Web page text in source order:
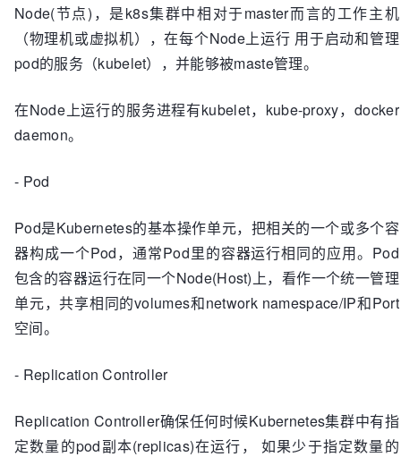
Node(节点)，是k8s集群中相对于master而言的工作主机
（物理机或虚拟机），在每个Node上运行 用于启动和管理
pod的服务（kubelet），并能够被maste管理。
在Node上运行的服务进程有kubelet，kube-proxy，docker
daemon。
- Pod
Pod是Kubernetes的基本操作单元，把相关的一个或多个容
器构成一个Pod，通常Pod里的容器运行相同的应用。Pod
包含的容器运行在同一个Node(Host)上，看作一个统一管理
单元，共享相同的volumes和network namespace/IP和Port
空间。
- Replication Controller
Replication Controller确保任何时候Kubernetes集群中有指
定数量的pod副本(replicas)在运行， 如果少于指定数量的